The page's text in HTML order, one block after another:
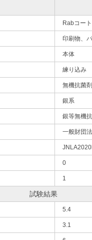
Rabコー
印刷物、
本体
練り込み
無機抗菌剤
銀系
銀等無機
一般財団
0
1
試験結果
5.4
3.1